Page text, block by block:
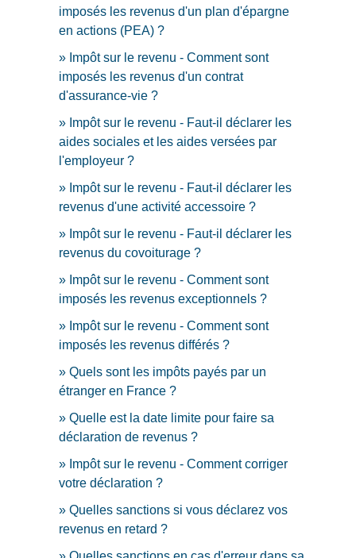
imposés les revenus d'un plan d'épargne
en actions (PEA) ?
Impôt sur le revenu - Comment sont
imposés les revenus d'un contrat
d'assurance-vie ?
Impôt sur le revenu - Faut-il déclarer les
aides sociales et les aides versées par
l'employeur ?
Impôt sur le revenu - Faut-il déclarer les
revenus d'une activité accessoire ?
Impôt sur le revenu - Faut-il déclarer les
revenus du covoiturage ?
Impôt sur le revenu - Comment sont
imposés les revenus exceptionnels ?
Impôt sur le revenu - Comment sont
imposés les revenus différés ?
Quels sont les impôts payés par un
étranger en France ?
Quelle est la date limite pour faire sa
déclaration de revenus ?
Impôt sur le revenu - Comment corriger
votre déclaration ?
Quelles sanctions si vous déclarez vos
revenus en retard ?